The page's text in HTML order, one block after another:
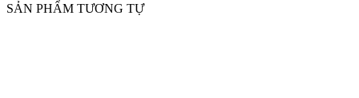
SẢN PHẨM TƯƠNG TỰ